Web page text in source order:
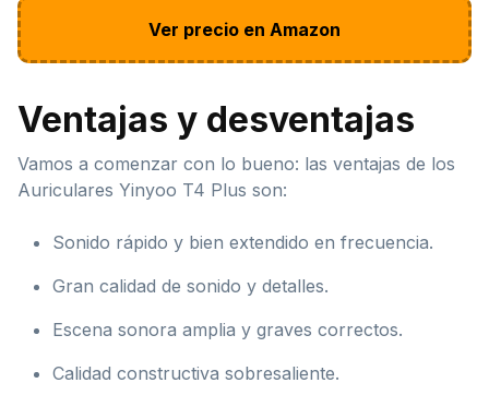
Ver precio en Amazon
Ventajas y desventajas
Vamos a comenzar con lo bueno: las ventajas de los
Auriculares Yinyoo T4 Plus son:
Sonido rápido y bien extendido en frecuencia.
Gran calidad de sonido y detalles.
Escena sonora amplia y graves correctos.
Calidad constructiva sobresaliente.